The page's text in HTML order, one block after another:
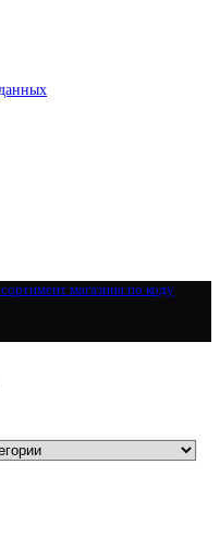
магазина по коду